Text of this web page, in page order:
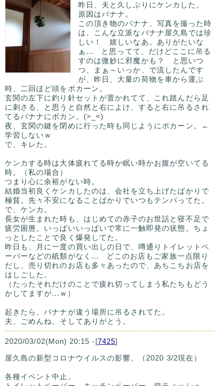
昨日、夫と久しぶりにケンカした。
原因はバナナ。
この頂き物のバナナ、写真を撮った時
は、こんな立派なバナナ屋久島では珍
しい！ 嬉しいなあ。ありがたいな
ぁ... と思ってて、だけどここに吊る
すのは微妙に邪魔かも？ と思いつ
つ、まぁ～いっか、で流したんです
が、昨日、大量の荷物を車から運ぶ
時、二回ほど頭をポカーン。
玄関の左下に釣り針セットが置かれてて、これ踏んだら足
に刺さる、と思うと自然と右によけ、すると右に吊るされ
てるバナナにボカン。(>_<)
夜、玄関の鍵を閉めに行った時も同じようにボカーン。←
学習しないｗ
で、キレた。
ケンカする時は大体疲れてる時か眠い時かお腹が空いてる
時。（私の場合）
つまり心に余裕がない時。
結婚当初良くケンカしたのは、会社を立ち上げたばかりで
極貧。先々不安になることばかりでいつもテンパってた。
で、ケンカ。
長女が生まれた時も、はじめての赤子のお世話と寝不足で
疲労困憊。いっぱいいっぱいで常に一触即発の状態。ちょ
っとしたことで良く爆発してた。
昨日も、月に一度の買い出しの日で、噂通りトイレットペ
ーパーなどの紙類がなく... どこのお店もご家族一点限り
だし、売り切れのお店も多々あったので、あちこちお店を
はしごした。
（たったそれだけのことで疲れ切ってしまう私たちもどう
かしてますが...ｗ）
起きたら、バナナが違う場所に吊るされてた。
夫、ごめんね。そしてありがとう。
2020/03/02(Mon) 20:15 -[7425]
屋久島の新型コロナウイルスの影響。（2020 3/2現在）
各種イベント中止。